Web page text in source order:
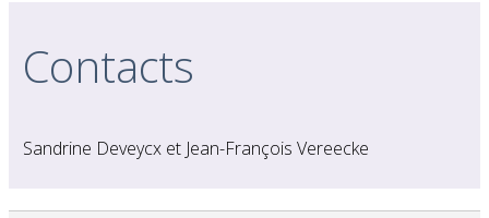
Contacts
Sandrine Deveycx et Jean-François Vereecke